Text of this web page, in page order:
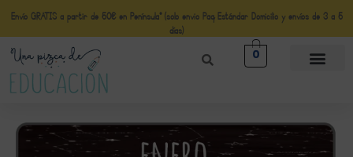
Envío GRATIS a partir de 50€ en Península* (solo envio Paq Estándar Domicilio y envíos de 3 a 5
días)
0